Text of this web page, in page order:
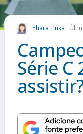
MAIS
Yhara Linka
Série C